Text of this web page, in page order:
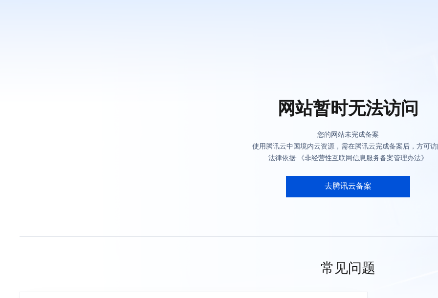
网站暂时无法访问
您的网站未完成备案
使用腾讯云中国境内云资源，需在腾讯云完成备案后，方可
法律依据:《非经营性互联网信息服务备案管理办法》
去腾讯云备案
常见问题